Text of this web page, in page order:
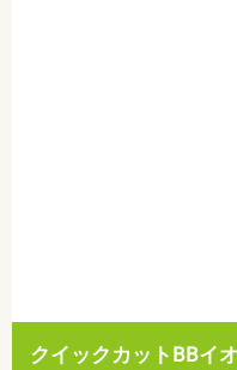
クイックカットBBイ